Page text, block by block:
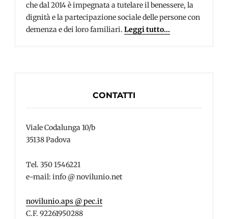
che dal 2014 è impegnata a tutelare il benessere, la
dignità e la partecipazione sociale delle persone con
demenza e dei loro familiari. Leggi tutto...
CONTATTI
Viale Codalunga 10/b
35138 Padova
Tel. 350 1546221
e-mail: info @ novilunio.net
novilunio.aps @ pec.it
C.F. 92261950288